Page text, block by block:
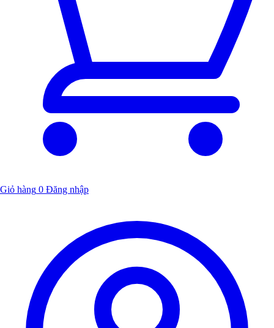
Giỏ hàng 0 Đăng nhập